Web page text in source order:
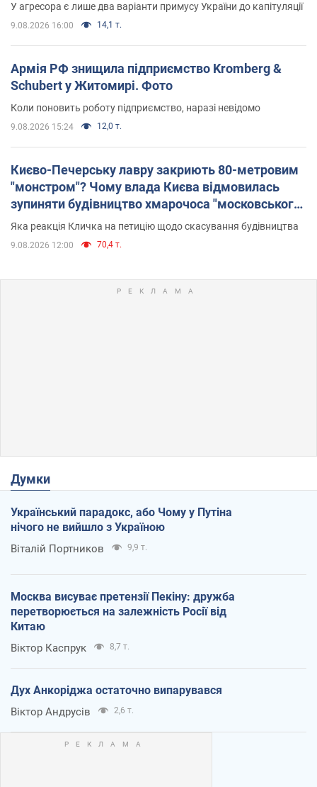
У агресора є лише два варіанти примусу України до капітуляції
9.08.2026 16:00 14,1 т.
Армія РФ знищила підприємство Kromberg &
Schubert у Житомирі. Фото
Коли поновить роботу підприємство, наразі невідомо
9.08.2026 15:24 12,0 т.
Києво-Печерську лавру закриють 80-метровим
"монстром"? Чому влада Києва відмовилась
зупиняти будівництво хмарочоса "московського
вірянина"
Яка реакція Кличка на петицію щодо скасування будівництва
9.08.2026 12:00 70,4 т.
Думки
Український парадокс, або Чому у Путіна
нічого не вийшло з Україною
Віталій Портников 9,9 т.
Москва висуває претензії Пекіну: дружба
перетворюється на залежність Росії від
Китаю
Віктор Каспрук 8,7 т.
Дух Анкоріджа остаточно випарувався
Віктор Андрусів 2,6 т.